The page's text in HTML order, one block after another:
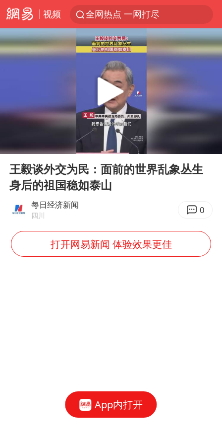
视频 全网热点 一网打尽
Play
00:11
王毅谈外交为民：面前的世界乱象丛生
身后的祖国稳如泰山
每日经济新闻
四川 0
打开网易新闻 体验效果更佳
App内打开